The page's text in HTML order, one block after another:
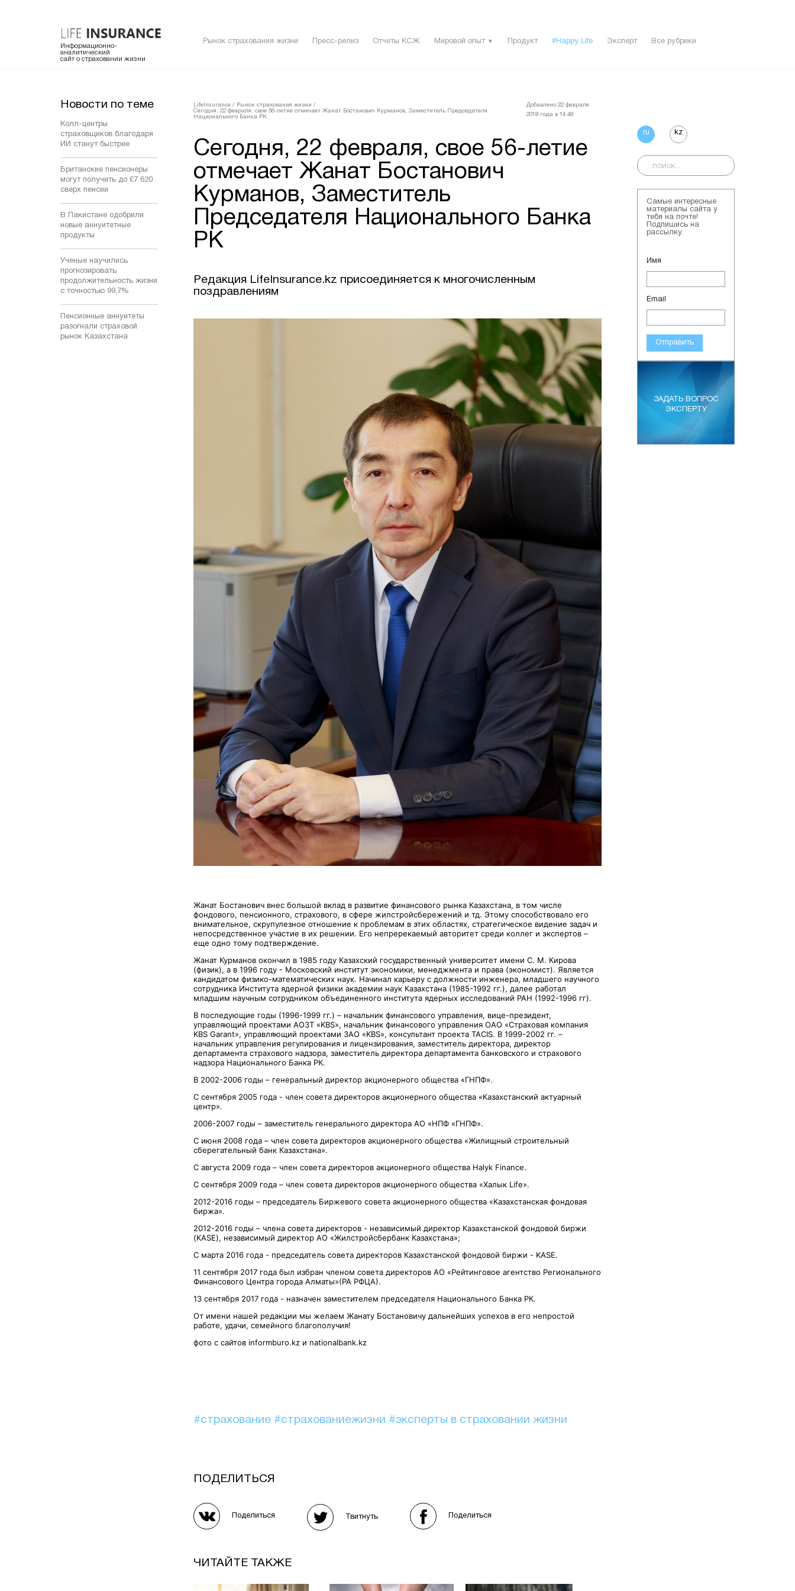
Информационно-
аналитический
сайт о страховании жизни
Рынок страхования жизни Пресс-релиз Отчеты КСЖ Мировой опыт ▼ Продукт #Happy Life Эксперт Все рубрики
Новости по теме
Колл-центры
страховщиков благодаря
ИИ станут быстрее
Британские пенсионеры
могут получить до £7 620
сверх пенсии
В Пакистане одобрили
новые аннуитетные
продукты
Ученые научились
прогнозировать
продолжительность жизни
с точностью 99,7%
Пенсионные аннуитеты
разогнали страховой
рынок Казахстана
LifeInsurance / Рынок страхования жизни /
Сегодня, 22 февраля, свое 56-летие отмечает Жанат Бостанович Курманов, Заместитель Председателя
Национального Банка РК
Добавлено 22 февраля
2018 года в 14:48
Сегодня, 22 февраля, свое 56-летие
отмечает Жанат Бостанович
Курманов, Заместитель
Председателя Национального Банка
РК
Редакция LifeInsurance.kz присоединяется к многочисленным
поздравлениям
Жанат Бостанович внес большой вклад в развитие финансового рынка Казахстана, в том числе
фондового, пенсионного, страхового, в сфере жилстройсбережений и тд. Этому способствовало его
внимательное, скрупулезное отношение к проблемам в этих областях, стратегическое видение задач и
непосредственное участие в их решении. Его непререкаемый авторитет среди коллег и экспертов –
еще одно тому подтверждение.
Жанат Курманов окончил в 1985 году Казахский государственный университет имени С. М. Кирова
(физик), а в 1996 году - Московский институт экономики, менеджмента и права (экономист). Является
кандидатом физико-математических наук. Начинал карьеру с должности инженера, младшего научного
сотрудника Института ядерной физики академии наук Казахстана (1985-1992 гг.), далее работал
младшим научным сотрудником объединенного института ядерных исследований РАН (1992-1996 гг).
В последующие годы (1996-1999 гг.) – начальник финансового управления, вице-президент,
управляющий проектами АОЗТ «KBS», начальник финансового управления ОАО «Страховая компания
KBS Garant», управляющий проектами ЗАО «KBS», консультант проекта TACIS. В 1999-2002 гг. –
начальник управления регулирования и лицензирования, заместитель директора, директор
департамента страхового надзора, заместитель директора департамента банковского и страхового
надзора Национального Банка РК.
В 2002-2006 годы – генеральный директор акционерного общества «ГНПФ».
С сентября 2005 года - член совета директоров акционерного общества «Казахстанский актуарный
центр».
2006-2007 годы – заместитель генерального директора АО «НПФ «ГНПФ».
С июня 2008 года – член совета директоров акционерного общества «Жилищный строительный
сберегательный банк Казахстана».
С августа 2009 года – член совета директоров акционерного общества Halyk Finance.
С сентября 2009 года – член совета директоров акционерного общества «Халык Life».
2012-2016 годы – председатель Биржевого совета акционерного общества «Казахстанская фондовая
биржа».
2012-2016 годы – члена совета директоров - независимый директор Казахстанской фондовой биржи
(KASE), независимый директор АО «Жилстройсбербанк Казахстана»;
С марта 2016 года - председатель совета директоров Казахстанской фондовой биржи - KASE.
11 сентября 2017 года был избран членом совета директоров АО «Рейтинговое агентство Регионального
Финансового Центра города Алматы»(РА РФЦА).
13 сентября 2017 года - назначен заместителем председателя Национального Банка РК.
От имени нашей редакции мы желаем Жанату Бостановичу дальнейших успехов в его непростой
работе, удачи, семейного благополучия!
фото с сайтов informburo.kz и nationalbank.kz
#страхование #страхованиежизни #эксперты в страховании жизни
ПОДЕЛИТЬСЯ
Поделиться Твитнуть Поделиться
ЧИТАЙТЕ ТАКЖЕ
ru kz
Самые интересные
материалы сайта у
тебя на почте!
Подпишись на
рассылку.
Имя
Email
Отправить
ЗАДАТЬ ВОПРОС
ЭКСПЕРТУ